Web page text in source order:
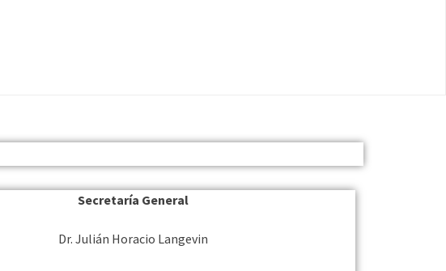
Secretaría General
Dr. Julián Horacio Langevin